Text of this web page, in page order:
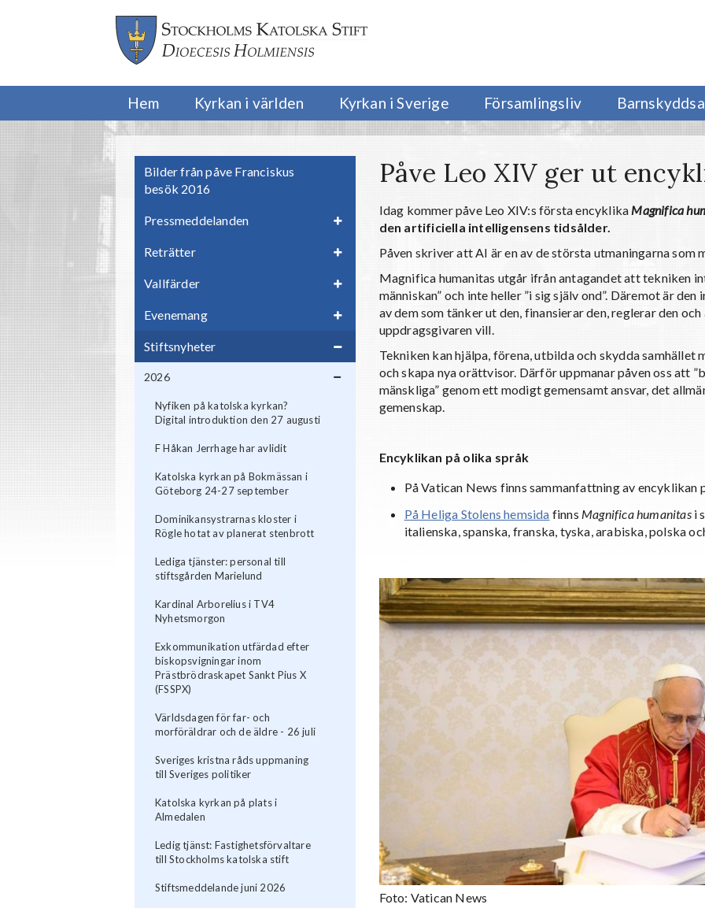
Hem Kyrkan i världen Kyrkan i Sverige Församlingsliv
Bilder från påve Franciskus
besök 2016
Pressmeddelanden
Reträtter
Vallfärder
Evenemang
Stiftsnyheter
2026
Nyfiken på katolska kyrkan?
Digital introduktion den 27 augusti
F Håkan Jerrhage har avlidit
Katolska kyrkan på Bokmässan i
Göteborg 24-27 september
Dominikansystrarnas kloster i
Rögle hotat av planerat stenbrott
Lediga tjänster: personal till
stiftsgården Marielund
Kardinal Arborelius i TV4
Nyhetsmorgon
Exkommunikation utfärdad efter
biskopsvigningar inom
Prästbrödraskapet Sankt Pius X
(FSSPX)
Världsdagen för far- och
morföräldrar och de äldre - 26 juli
Sveriges kristna råds uppmaning
till Sveriges politiker
Katolska kyrkan på plats i
Almedalen
Ledig tjänst: Fastighetsförvaltare
till Stockholms katolska stift
Stiftsmeddelande juni 2026
Påve Leo XIV ger ut
Idag kommer påve Leo XIV:s första encyklika Magnifica
den artificiella intelligensens tidsålder.
Påven skriver att AI är en av de största utmaningarna som
Magnifica humanitas utgår ifrån antagandet att tekniken
människan” och inte heller ”i sig själv ond”. Däremot är
av dem som tänker ut den, finansierar den, reglerar den
uppdragsgivaren vill.
Tekniken kan hjälpa, förena, utbilda och skydda samhället
och skapa nya orättvisor. Därför uppmanar påven oss att
mänskliga” genom ett modigt gemensamt ansvar, det
gemenskap.
Encyklikan på olika språk
På Vatican News finns sammanfattning av encyklikan
På Heliga Stolens hemsida finns Magnifica humanitasi
italienska, spanska, franska, tyska, arabiska, polska
Foto: Vatican News